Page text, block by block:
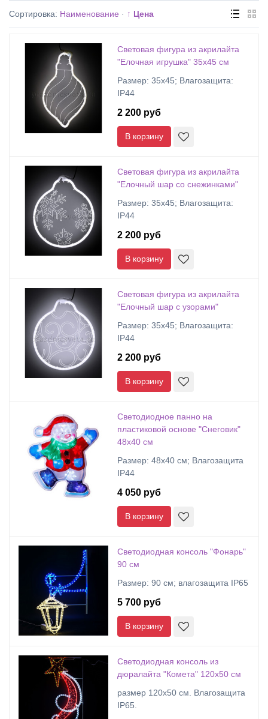
Сортировка: Наименование · ↑ Цена
Световая фигура из акрилайта
"Елочная игрушка" 35х45 см
Размер: 35х45; Влагозащита:
IP44
2 200 руб
В корзину
Световая фигура из акрилайта
"Елочный шар со снежинками"
Размер: 35х45; Влагозащита:
IP44
2 200 руб
В корзину
Световая фигура из акрилайта
"Елочный шар с узорами"
Размер: 35х45; Влагозащита:
IP44
2 200 руб
В корзину
Светодиодное панно на
пластиковой основе "Снеговик"
48х40 см
Размер: 48х40 см; Влагозащита
IP44
4 050 руб
В корзину
Светодиодная консоль "Фонарь"
90 см
Размер: 90 см; влагозащита IP65
5 700 руб
В корзину
Светодиодная консоль из
дюралайта "Комета" 120х50 см
размер 120x50 см. Влагозащита
IP65.